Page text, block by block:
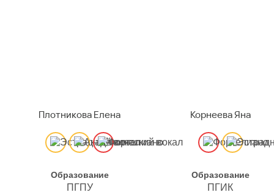
Плотникова Елена
Образование
ПГПУ
Корнеева Яна
Образование
ПГИК